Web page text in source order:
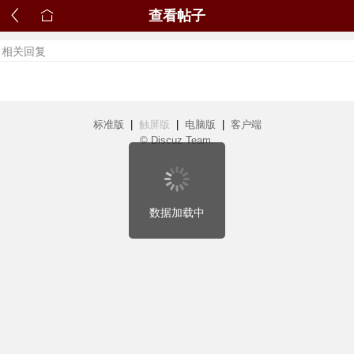
相关回复
标准版 触屏版 电脑版
客户端
© Discuz Team.
查看帖子
数据加载中